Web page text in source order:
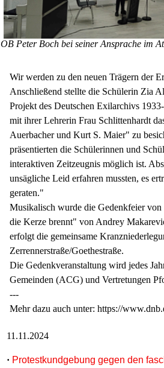
OB Peter Boch bei seiner Ansprache im
Wir werden zu den neuen Trägern der
Anschließend stellte die Schülerin Zia
Projekt des Deutschen Exilarchivs
mit ihrer Lehrerin Frau Schlittenhardt
Auerbacher und Kurt S. Maier" zu
präsentierten die Schülerinnen und
interaktiven Zeitzeugnis möglich ist.
unsägliche Leid erfahren mussten, es
geraten."
Musikalisch wurde die Gedenkfeier
die Kerze brennt" von Andrey
erfolgt die gemeinsame
Zerrennerstraße/Goethestraße.
Die Gedenkveranstaltung wird jedes
Gemeinden (ACG) und Vertretungen
---
Mehr dazu auch unter: https://
11.11.2024
· Protestkundgebung gegen den